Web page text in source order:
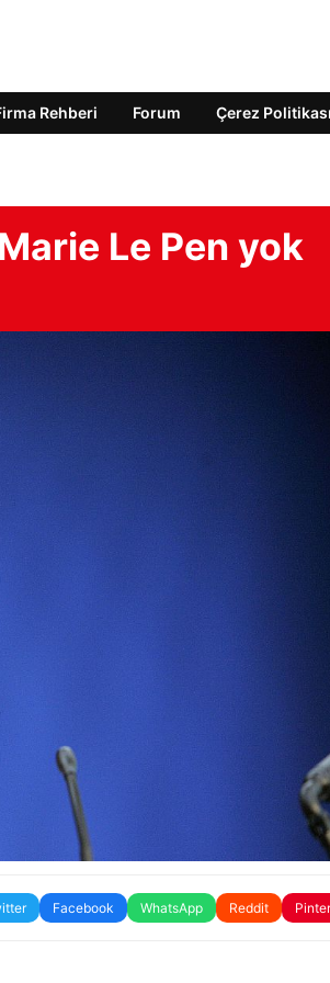
Rehberi Forum Çerez Politikası
Le Pen yok
Facebook WhatsApp Reddit